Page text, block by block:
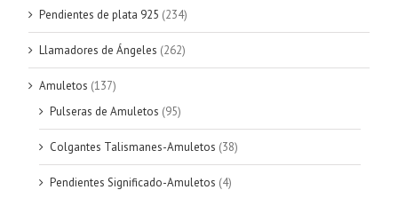
Pendientes de plata 925 (234)
Llamadores de Ángeles (262)
Amuletos (137)
Pulseras de Amuletos (95)
Colgantes Talismanes-Amuletos (38)
Pendientes Significado-Amuletos (4)